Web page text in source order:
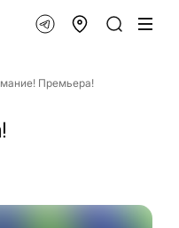
Премьера!